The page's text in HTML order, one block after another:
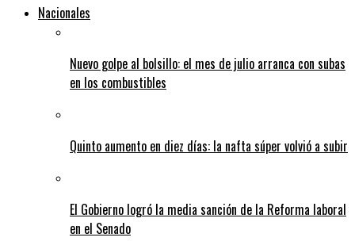
Nacionales
Nuevo golpe al bolsillo: el mes de julio arranca con subas
en los combustibles
Quinto aumento en diez días: la nafta súper volvió a subir
El Gobierno logró la media sanción de la Reforma laboral
en el Senado